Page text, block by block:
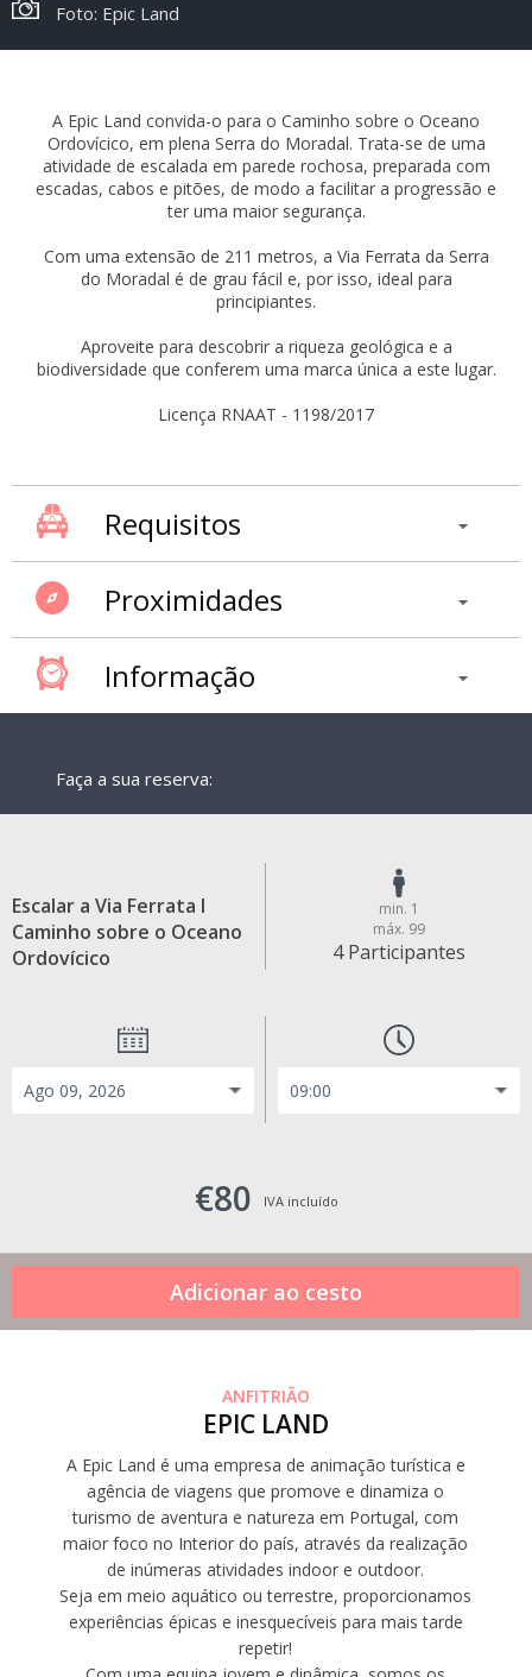
Foto: Epic Land
A Epic Land convida-o para o Caminho sobre o Oceano
Ordovícico, em plena Serra do Moradal. Trata-se de uma
atividade de escalada em parede rochosa, preparada com
escadas, cabos e pitões, de modo a facilitar a progressão e
ter uma maior segurança.
Com uma extensão de 211 metros, a Via Ferrata da Serra
do Moradal é de grau fácil e, por isso, ideal para
principiantes.
Aproveite para descobrir a riqueza geológica e a
biodiversidade que conferem uma marca única a este lugar.
Licença RNAAT - 1198/2017
Requisitos
Proximidades
Informação
Faça a sua reserva:
Escalar a Via Ferrata I
Caminho sobre o Oceano
Ordovícico
min. 1
máx. 99
4 Participantes
€80 IVA incluído
ANFITRIÃO
EPIC LAND
A Epic Land é uma empresa de animação turística e
agência de viagens que promove e dinamiza o
turismo de aventura e natureza em Portugal, com
maior foco no Interior do país, através da realização
de inúmeras atividades indoor e outdoor.
Seja em meio aquático ou terrestre, proporcionamos
experiências épicas e inesquecíveis para mais tarde
repetir!